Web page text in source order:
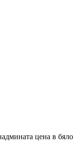
цена в бяло